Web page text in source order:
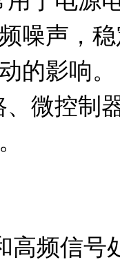
噪声，
的影响。